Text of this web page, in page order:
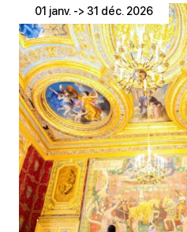
01 janv. -> 31 déc. 2026